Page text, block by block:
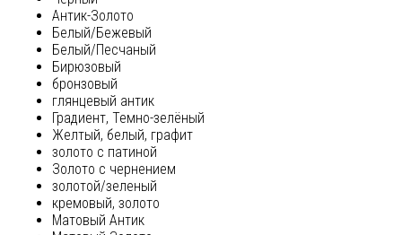
Антик-Золото
Белый/Бежевый
Белый/Песчаный
Бирюзовый
бронзовый
глянцевый антик
Градиент, Темно-зелёный
Желтый, белый, графит
золото с патиной
Золото с чернением
золотой/зеленый
кремовый, золото
Матовый Антик